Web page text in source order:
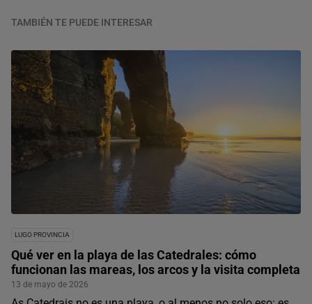
TAMBIÉN TE PUEDE INTERESAR
LUGO PROVINCIA
Qué ver en la playa de las Catedrales: cómo
funcionan las mareas, los arcos y la visita completa
13 de mayo de 2026